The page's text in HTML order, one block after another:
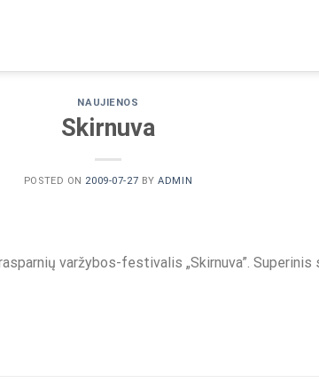
NAUJIENOS
Skirnuva
POSTED ON 2009-07-27 BYADMIN
varžybos-festivalis „Skirnuva”.